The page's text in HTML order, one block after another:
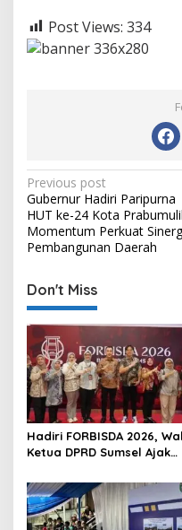
Post Views: 334
P
o
s
n
a
v
i
g
a
t
i
o
n
Previous post
Gubernur Hadiri Paripurna
HUT ke-24 Kota
Momentum Perkuat
Pembangunan Daerah
Don't Miss
Hadiri FORBISDA 2026,
Ketua DPRD Sumsel Ajak
Kekuatan Ekonomi Baru